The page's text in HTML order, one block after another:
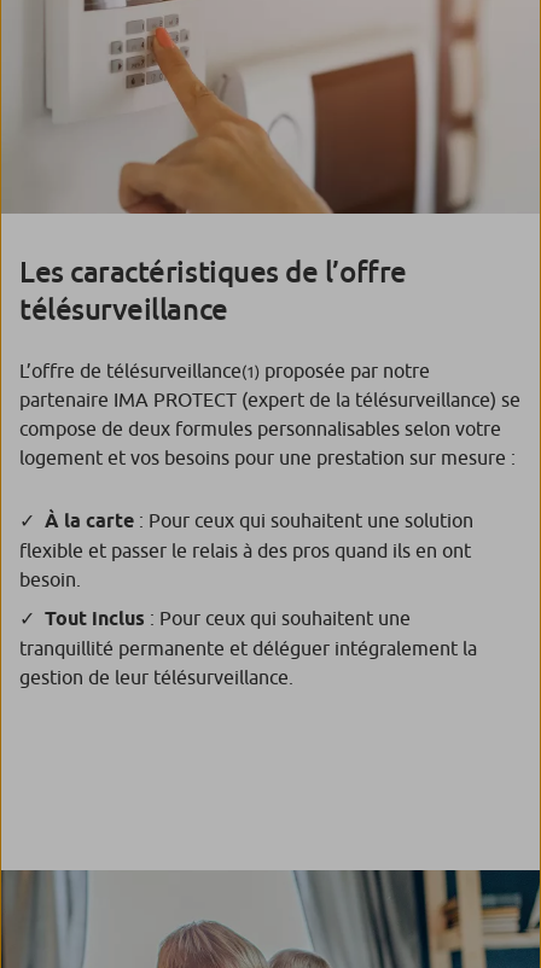
Les caractéristiques de l’offre
télésurveillance
L’offre de télésurveillance(1) proposée par notre
partenaire IMA PROTECT (expert de la télésurveillance) se
compose de deux formules personnalisables selon votre
logement et vos besoins pour une prestation sur mesure :
À la carte : Pour ceux qui souhaitent une solution
flexible et passer le relais à des pros quand ils en ont
besoin.
Tout inclus : Pour ceux qui souhaitent une
tranquillité permanente et déléguer intégralement la
gestion de leur télésurveillance.